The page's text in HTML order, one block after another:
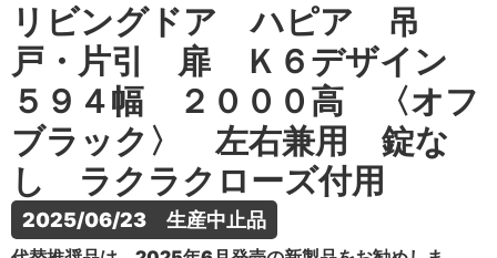
リビングドア ハピア 吊
戸・片引 扉 Ｋ６デザイン
５９４幅 ２０００高 〈オフ
ブラック〉 左右兼用 錠な
し ラクラクローズ付用
2025/06/23　生産中止品